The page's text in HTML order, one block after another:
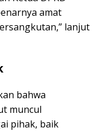
amat
lanjut
bahwa
muncul
pihak, baik